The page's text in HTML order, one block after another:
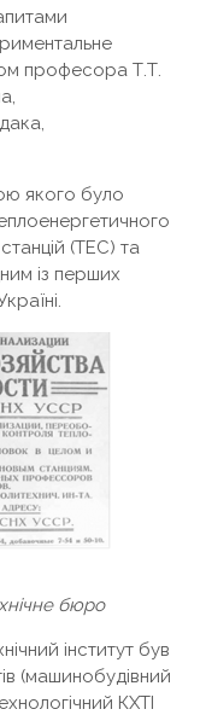
професора Т.Т.
якого було
(ТЕС) та
із перших
бюро
інститут був
(машинобудівний
КХТІ